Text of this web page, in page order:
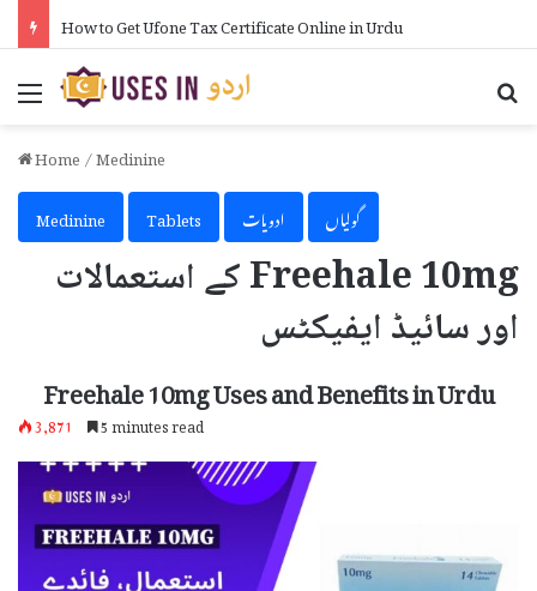
How to Get Ufone Tax Certificate Online in Urdu
Menu
Home/Medinine
Medinine
Tablets ادویات گولیاں
Freehale 10mg کے استعمالات
اور سائیڈ ایفیکٹس
Freehale 10mg Uses and Benefits in Urdu
3,871 5 minutes read